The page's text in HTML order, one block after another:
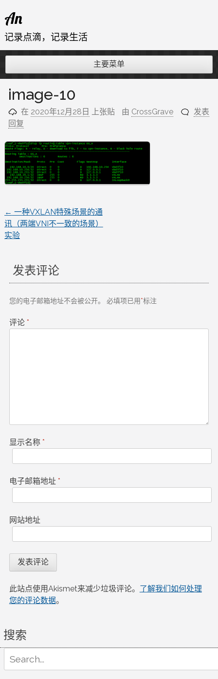
至
内
An
记录点滴，记录生活
主要菜单
image-10
在 2020年12月28日 上张贴 由 CrossGrave
发表
回复
文
章
导
航
← 一种VXLAN特殊场景的通
讯（两端VNI不一致的场景）
实验
发表评论
您的电子邮箱地址不会被公开。 必填项已用*标注
评论 *
显示名称 *
电子邮箱地址 *
网站地址
此站点使用Akismet来减少垃圾评论。 了解我们如何处理
您的评论数据。
搜索
for: